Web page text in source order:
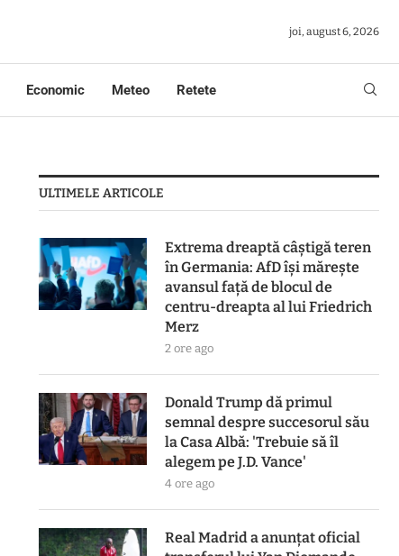
joi, august 6, 2026
Economic Meteo Retete
ULTIMELE ARTICOLE
Extrema dreaptă câștigă teren
în Germania: AfD își mărește
avansul față de blocul de
centru-dreapta al lui Friedrich
Merz
2 ore ago
Donald Trump dă primul
semnal despre succesorul său
la Casa Albă: 'Trebuie să îl
alegem pe J.D. Vance'
4 ore ago
Real Madrid a anunțat oficial